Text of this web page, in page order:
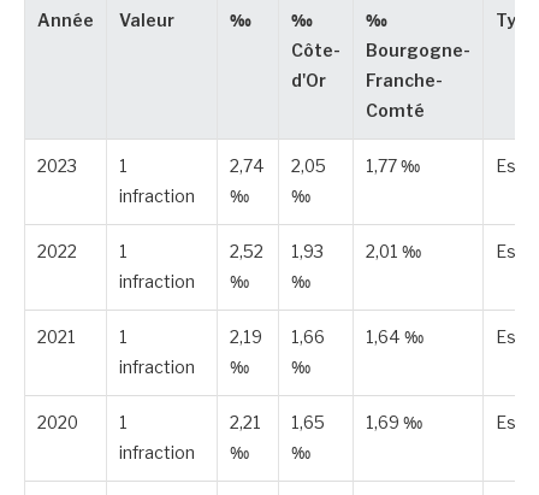
Année Valeur ‰
‰
Côte-
d'Or
‰
Bourgogne-
Franche-
Comté
Type
2023
1
infraction
2,74
‰
2,05
‰
1,77 ‰
2022
1
infraction
2,52
‰
1,93
‰
2,01 ‰
2021
1
infraction
2,19
‰
1,66
‰
1,64 ‰
2020
1
infraction
2,21
‰
1,65
‰
1,69 ‰